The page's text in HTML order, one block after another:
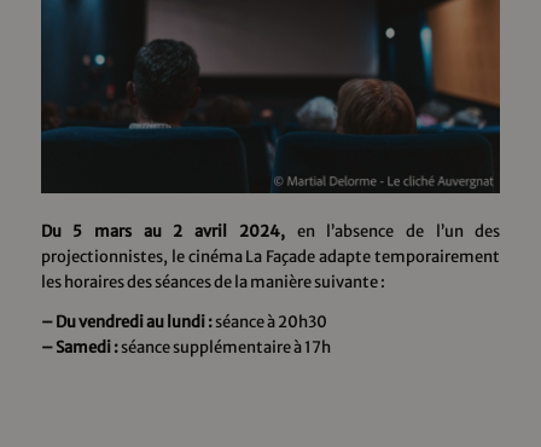
Du 5 mars au 2 avril 2024,en l’absence de l’un des
projectionnistes, le cinéma La Façade adapte temporairement
les horaires des séances de la manière suivante :
– Du vendredi au lundi :séance à 20h30
– Samedi :séance supplémentaire à 17h